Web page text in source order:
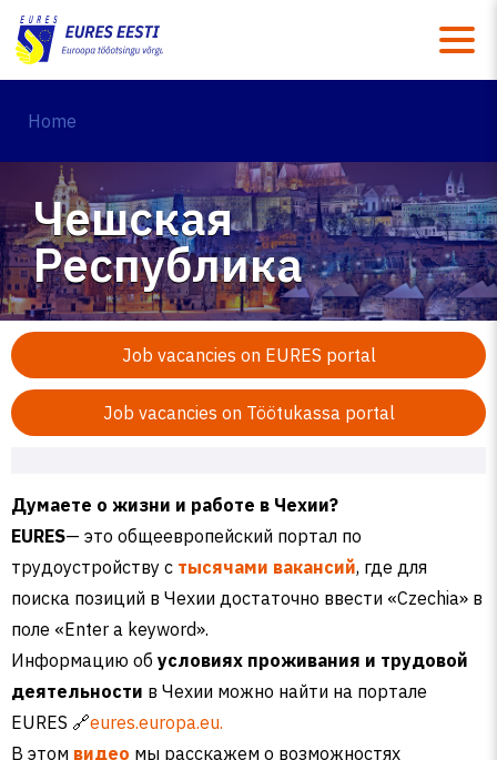
Home
Чешская
Республика
Job vacancies on EURES portal
Job vacancies on Töötukassa portal
Думаете о жизни и работе в Чехии?
EURES— это общеевропейский портал по
трудоустройству с тысячами вакансий, где для
поиска позиций в Чехии достаточно ввести «Czechia» в
поле «Enter a keyword».
Информацию об условиях проживания и трудовой
деятельности в Чехии можно найти на портале
EURES 🔗eures.europa.eu.
В этом видео мы расскажем о возможностях